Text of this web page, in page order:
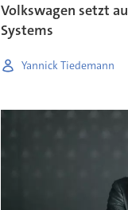
Volkswagen setzt
Systems
Yannick Tiedemann